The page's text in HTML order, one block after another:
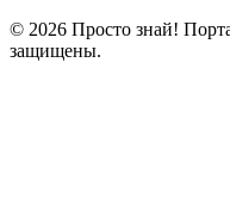
© 2026 Просто знай!
защищены.